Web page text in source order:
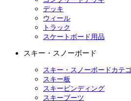
デッキ
ウィール
トラック
スケートボード用品
スキー・スノーボード
スキー・スノーボードカテ
スキー板
スキービンディング
スキーブーツ